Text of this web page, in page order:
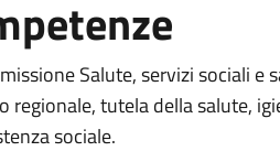
Salute, servizi sociali
regionale, tutela della salute,
sociale.